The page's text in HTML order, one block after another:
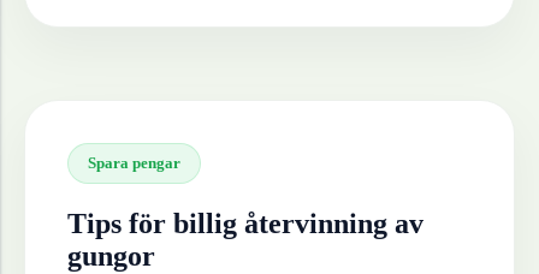
Spara pengar
Tips för billig återvinning av
gungor